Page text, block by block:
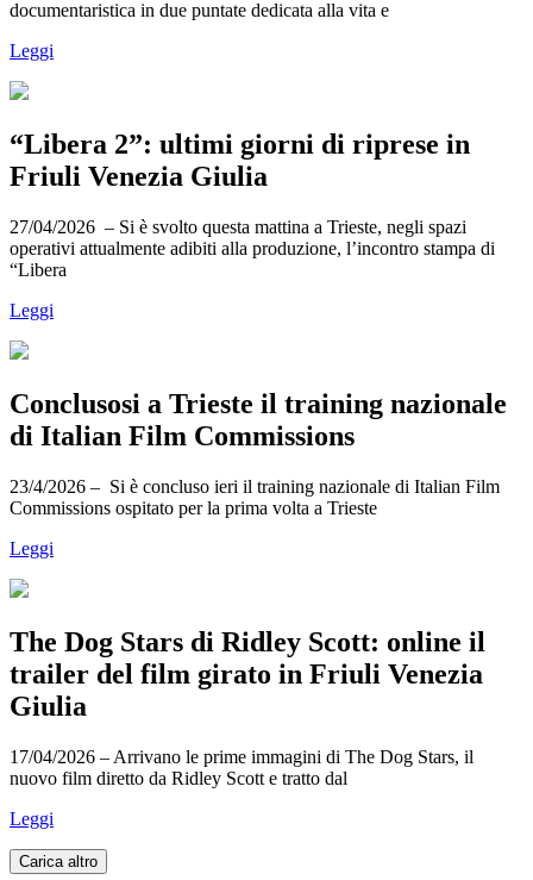
documentaristica in due puntate dedicata alla vita e
Leggi
“Libera 2”: ultimi giorni di riprese in
Friuli Venezia Giulia
27/04/2026 – Si è svolto questa mattina a Trieste, negli spazi
operativi attualmente adibiti alla produzione, l’incontro stampa di
“Libera
Leggi
Conclusosi a Trieste il training nazionale
di Italian Film Commissions
23/4/2026 – Si è concluso ieri il training nazionale di Italian Film
Commissions ospitato per la prima volta a Trieste
Leggi
The Dog Stars di Ridley Scott: online il
trailer del film girato in Friuli Venezia
Giulia
17/04/2026 – Arrivano le prime immagini di The Dog Stars, il
nuovo film diretto da Ridley Scott e tratto dal
Leggi
Carica altro